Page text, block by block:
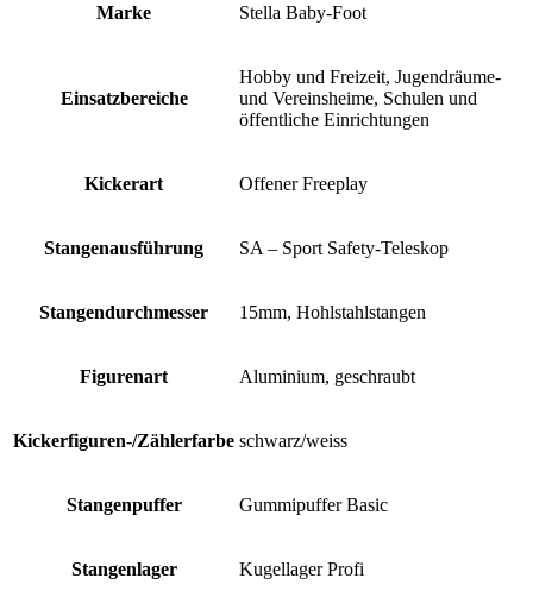
Marke Stella Baby-Foot
Einsatzbereiche
Hobby und Freizeit, Jugendräume-
und Vereinsheime, Schulen und
öffentliche Einrichtungen
Kickerart Offener Freeplay
Stangenausführung SA – Sport Safety-Teleskop
Stangendurchmesser 15mm, Hohlstahlstangen
Figurenart Aluminium, geschraubt
Kickerfiguren-/Zählerfarbe schwarz/weiss
Stangenpuffer Gummipuffer Basic
Stangenlager Kugellager Profi